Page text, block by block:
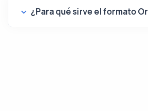
¿Para qué sirve el formato